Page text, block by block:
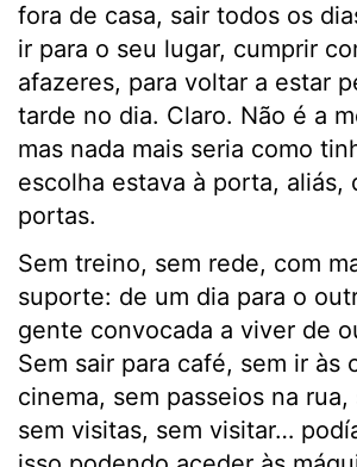
fora de casa, sair todos os
ir para o seu lugar, cumprir
afazeres, para voltar a estar
tarde no dia. Claro. Não é a
mas nada mais seria como
escolha estava à porta, aliás,
portas.
Sem treino, sem rede, com
suporte: de um dia para o
gente convocada a viver de
Sem sair para café, sem ir às
cinema, sem passeios na rua,
sem visitas, sem visitar…